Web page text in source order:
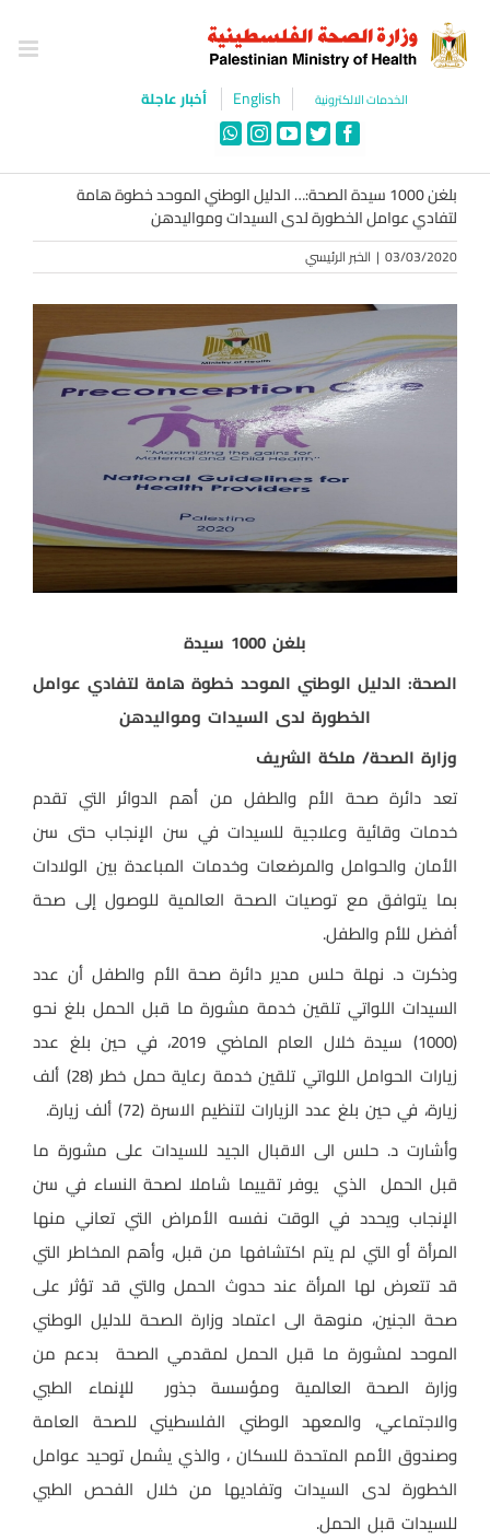
content
الخدمات الالكترونية English أخبار عاجلة
Facebook
Twitter
YouTube
Instagram
WhatsApp
بلغن 1000 سيدة الصحة:… الدليل الوطني الموحد خطوة هامة
لتفادي عوامل الخطورة لدى السيدات ومواليدهن
03/03/2020
| الخبر الرئيسي
بلغن 1000 سيدة
الصحة: الدليل الوطني الموحد خطوة هامة لتفادي عوامل
الخطورة لدى السيدات ومواليدهن
وزارة الصحة/ ملكة الشريف
تعد دائرة صحة الأم والطفل من أهم الدوائر التي تقدم
خدمات وقائية وعلاجية للسيدات في سن الإنجاب حتى سن
الأمان والحوامل والمرضعات وخدمات المباعدة بين الولادات
بما يتوافق مع توصيات الصحة العالمية للوصول إلى صحة
أفضل للأم والطفل.
وذكرت د. نهلة حلس مدير دائرة صحة الأم والطفل أن عدد
السيدات اللواتي تلقين خدمة مشورة ما قبل الحمل بلغ نحو
(1000) سيدة خلال العام الماضي 2019، في حين بلغ عدد
زيارات الحوامل اللواتي تلقين خدمة رعاية حمل خطر (28) ألف
زيارة، في حين بلغ عدد الزيارات لتنظيم الاسرة (72) ألف زيارة.
وأشارت د. حلس الى الاقبال الجيد للسيدات على مشورة ما
قبل الحمل الذي يوفر تقييما شاملا لصحة النساء في سن
الإنجاب ويحدد في الوقت نفسه الأمراض التي تعاني منها
المرأة أو التي لم يتم اكتشافها من قبل، وأهم المخاطر التي
قد تتعرض لها المرأة عند حدوث الحمل والتي قد تؤثر على
صحة الجنين، منوهة الى اعتماد وزارة الصحة للدليل الوطني
الموحد لمشورة ما قبل الحمل لمقدمي الصحة بدعم من
وزارة الصحة العالمية ومؤسسة جذور للإنماء الطبي
والاجتماعي، والمعهد الوطني الفلسطيني للصحة العامة
وصندوق الأمم المتحدة للسكان ، والذي يشمل توحيد عوامل
الخطورة لدى السيدات وتفاديها من خلال الفحص الطبي
للسيدات قبل الحمل.